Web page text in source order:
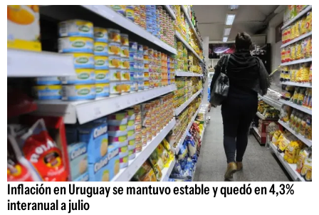
Inflación en Uruguay se mantuvo estable y quedó en 4,3%
interanual a julio